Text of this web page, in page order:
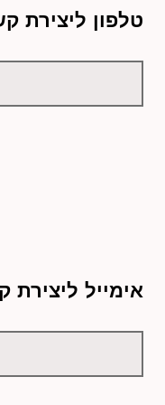
טלפון ליצירת
אימייל ליצירת